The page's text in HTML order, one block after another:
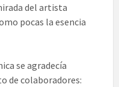
del artista
pocas la esencia
se agradecía
de colaboradores: